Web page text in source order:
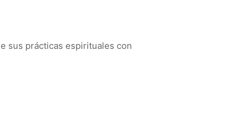
sus prácticas espirituales con